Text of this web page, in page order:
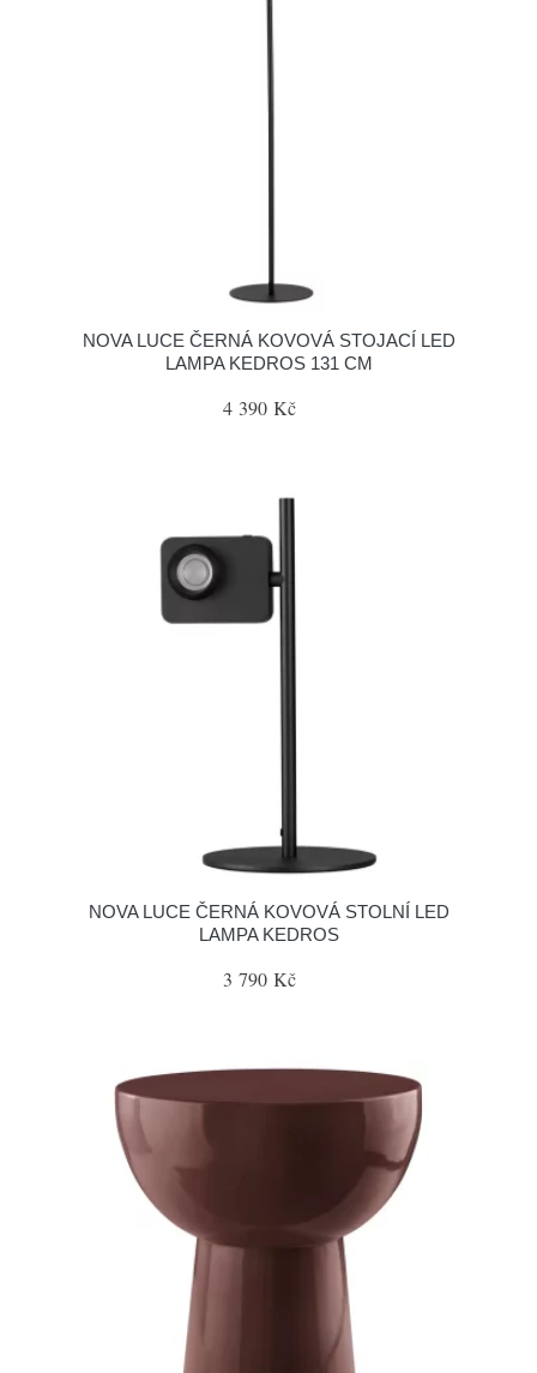
NOVA LUCE ČERNÁ KOVOVÁ STOJACÍ LED
LAMPA KEDROS 131 CM
4 390 Kč
NOVA LUCE ČERNÁ KOVOVÁ STOLNÍ LED
LAMPA KEDROS
3 790 Kč